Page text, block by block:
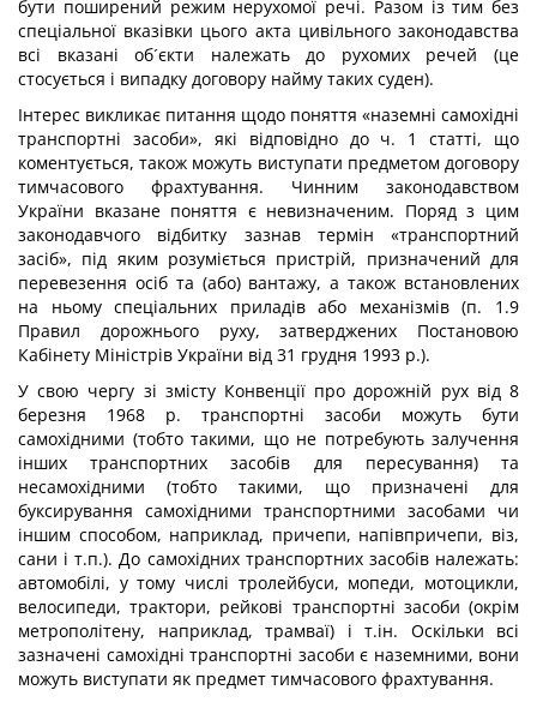
бути поширений режим нерухомої речі. Разом із тим без
спеціальної вказівки цього акта цивільного законодавства
всі вказані об´єкти належать до рухомих речей (це
стосується і випадку договору найму таких суден).
Інтерес викликає питання щодо поняття «наземні самохідні
транспортні засоби», які відповідно до ч. 1 статті, що
коментується, також можуть виступати предметом договору
тимчасового фрахтування. Чинним законодавством
України вказане поняття є невизначеним. Поряд з цим
законодавчого відбитку зазнав термін «транспортний
засіб», під яким розуміється пристрій, призначений для
перевезення осіб та (або) вантажу, а також встановлених
на ньому спеціальних приладів або механізмів (п. 1.9
Правил дорожнього руху, затверджених Постановою
Кабінету Міністрів України від 31 грудня 1993 р.).
У свою чергу зі змісту Конвенції про дорожній рух від 8
березня 1968 р. транспортні засоби можуть бути
самохідними (тобто такими, що не потребують залучення
інших транспортних засобів для пересування) та
несамохідними (тобто такими, що призначені для
буксирування самохідними транспортними засобами чи
іншим способом, наприклад, причепи, напівпричепи, віз,
сани і т.п.). До самохідних транспортних засобів належать:
автомобілі, у тому числі тролейбуси, мопеди, мотоцикли,
велосипеди, трактори, рейкові транспортні засоби (окрім
метрополітену, наприклад, трамваї) і т.ін. Оскільки всі
зазначені самохідні транспортні засоби є наземними, вони
можуть виступати як предмет тимчасового фрахтування.